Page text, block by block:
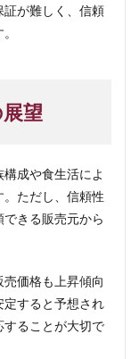
証が難しく、信頼
望
成や食生活によ
ただし、信頼性
きる販売元から
価格も上昇傾向
定すると予想され
することが大切で